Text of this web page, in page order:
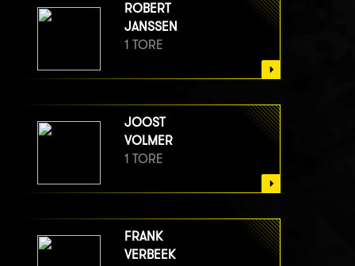
ROBERT
JANSSEN
1 TORE
JOOST
VOLMER
1 TORE
FRANK
VERBEEK